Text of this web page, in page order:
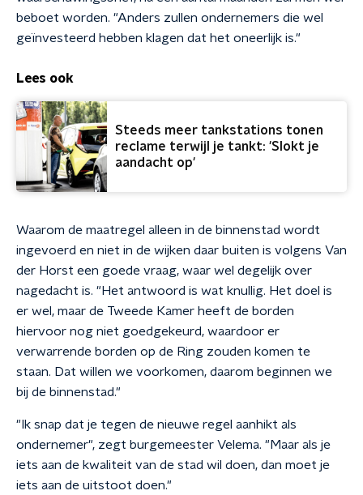
beboet worden. "Anders zullen ondernemers die wel
geïnvesteerd hebben klagen dat het oneerlijk is."
Lees ook
Steeds meer tankstations tonen
reclame terwijl je tankt: 'Slokt je
aandacht op'
Waarom de maatregel alleen in de binnenstad wordt
ingevoerd en niet in de wijken daar buiten is volgens Van
der Horst een goede vraag, waar wel degelijk over
nagedacht is. "Het antwoord is wat knullig. Het doel is
er wel, maar de Tweede Kamer heeft de borden
hiervoor nog niet goedgekeurd, waardoor er
verwarrende borden op de Ring zouden komen te
staan. Dat willen we voorkomen, daarom beginnen we
bij de binnenstad."
"Ik snap dat je tegen de nieuwe regel aanhikt als
ondernemer", zegt burgemeester Velema. "Maar als je
iets aan de kwaliteit van de stad wil doen, dan moet je
iets aan de uitstoot doen."